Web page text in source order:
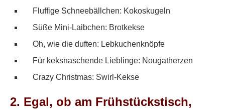
Fluffige Schneebällchen: Kokoskugeln
Süße Mini-Laibchen: Brotkekse
Oh, wie die duften: Lebkuchenknöpfe
Für keksnaschende Lieblinge: Nougatherzen
Crazy Christmas: Swirl-Kekse
2. Egal, ob am Frühstückstisch,